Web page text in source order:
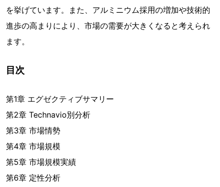
を挙げています。また、アルミニウム採用の増加や技術的
進歩の高まりにより、市場の需要が大きくなると考えられ
ます。
目次
第1章 エグゼクティブサマリー
第2章 Technavio別分析
第3章 市場情勢
第4章 市場規模
第5章 市場規模実績
第6章 定性分析